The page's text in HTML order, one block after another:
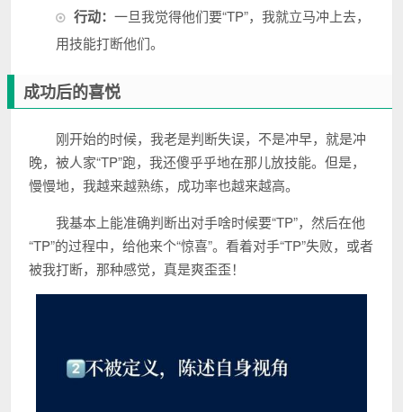
行动：一旦我觉得他们要“TP”，我就立马冲上去，
用技能打断他们。
成功后的喜悦
刚开始的时候，我老是判断失误，不是冲早，就是冲
晚，被人家“TP”跑，我还傻乎乎地在那儿放技能。但是，
慢慢地，我越来越熟练，成功率也越来越高。
我基本上能准确判断出对手啥时候要“TP”，然后在他
“TP”的过程中，给他来个“惊喜”。看着对手“TP”失败，或者
被我打断，那种感觉，真是爽歪歪！